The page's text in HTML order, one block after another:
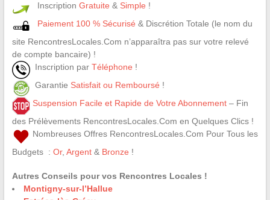
Inscription Gratuite & Simple !
Paiement 100 % Sécurisé & Discrétion Totale (le nom du
site RencontresLocales.Com n’apparaîtra pas sur votre relevé
de compte bancaire) !
Inscription par Téléphone !
Garantie Satisfait ou Remboursé !
Suspension Facile et Rapide de Votre Abonnement– Fin
des Prélèvements RencontresLocales.Com en Quelques Clics !
Nombreuses Offres RencontresLocales.Com Pour Tous les
Budgets : Or, Argent& Bronze !
Autres Conseils pour vos Rencontres Locales !
Montigny-sur-l’Hallue